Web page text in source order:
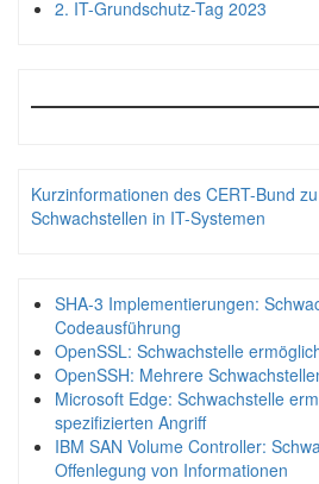
2. IT-Grundschutz-Tag 2023
Kurzinformationen des CERT-Bund
Schwachstellen in IT-Systemen
SHA-3 Implementierungen:
Codeausführung
OpenSSL: Schwachstelle
OpenSSH: Mehrere
Microsoft Edge: Schwachstelle
spezifizierten Angriff
IBM SAN Volume Controller:
Offenlegung von Informationen